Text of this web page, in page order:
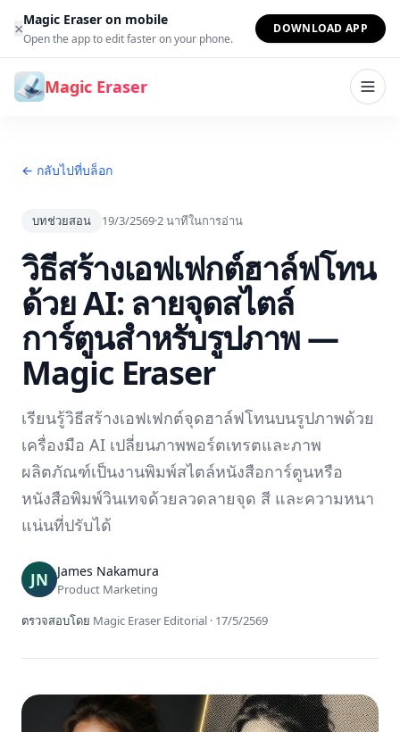
ข้ามไปยังเนื้อหา
×Magic Eraser on mobile
Open the app to edit faster on your phone.
DOWNLOAD APP
Magic Eraser
← กลับไปที่บล็อก
บทช่วยสอน 19/3/2569·2นาทีในการอ่าน
วิธีสร้างเอฟเฟกต์ฮาล์ฟโทน
ด้วย AI: ลายจุดสไตล์
การ์ตูนสำหรับรูปภาพ —
Magic Eraser
เรียนรู้วิธีสร้างเอฟเฟกต์จุดฮาล์ฟโทนบนรูปภาพด้วย
เครื่องมือ AI เปลี่ยนภาพพอร์ตเทรตและภาพ
ผลิตภัณฑ์เป็นงานพิมพ์สไตล์หนังสือการ์ตูนหรือ
หนังสือพิมพ์วินเทจด้วยลวดลายจุด สี และความหนา
แน่นที่ปรับได้
James Nakamura
Product Marketing
ตรวจสอบโดย Magic Eraser Editorial · 17/5/2569